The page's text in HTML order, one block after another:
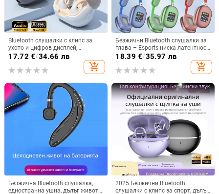
Bluetooth слушалки с клипс за
ухото и цифров дисплей,
Bluetooth 5.3, IPX6
водоустойчиви, спортен стил,
безжични стерео клипс слушалки,
батерията
17.72 €/34.66 лв
add_shopping_cart
Безжични Bluetooth слушалки за
глава – Esports ниска латентност,
Bluetooth 5.3, обхват 10 м,
батерия 4–8 ч, двустранно
стерео
18.39 €/35.97 лв
add_shopping_cart
Безжична Bluetooth слушалка,
едностранна ушна, дълъг живот
2025 Безжични Bluetooth
слушалки с клипс за спорт, дълъг